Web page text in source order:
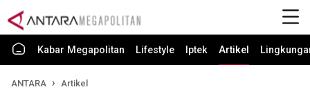
Kabar Megapolitan Lifestyle Iptek Artikel
ANTARA Artikel